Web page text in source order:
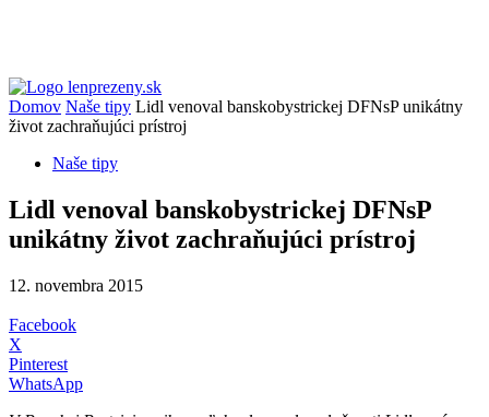
Domov Naše tipy Lidl venoval banskobystrickej DFNsP unikátny
život zachraňujúci prístroj
Naše tipy
Lidl venoval banskobystrickej DFNsP
unikátny život zachraňujúci prístroj
12. novembra 2015
Facebook
X
Pinterest
WhatsApp